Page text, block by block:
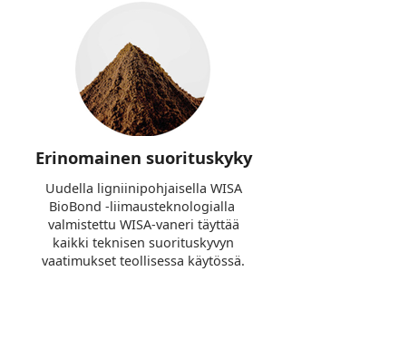
Erinomainen suorituskyky
Uudella ligniinipohjaisella WISA
BioBond -liimausteknologialla
valmistettu WISA-vaneri täyttää
kaikki teknisen suorituskyvyn
vaatimukset teollisessa käytössä.